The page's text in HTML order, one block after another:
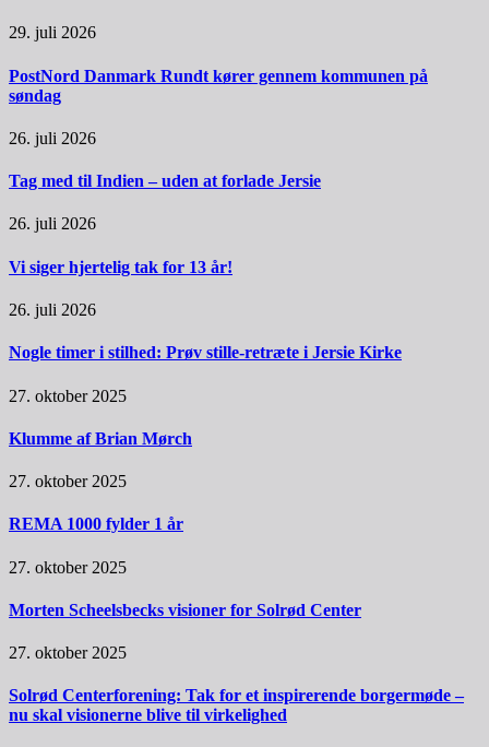
29. juli 2026
PostNord Danmark Rundt kører gennem kommunen på
søndag
26. juli 2026
Tag med til Indien – uden at forlade Jersie
26. juli 2026
Vi siger hjertelig tak for 13 år!
26. juli 2026
Nogle timer i stilhed: Prøv stille-retræte i Jersie Kirke
27. oktober 2025
Klumme af Brian Mørch
27. oktober 2025
REMA 1000 fylder 1 år
27. oktober 2025
Morten Scheelsbecks visioner for Solrød Center
27. oktober 2025
Solrød Centerforening: Tak for et inspirerende borgermøde –
nu skal visionerne blive til virkelighed